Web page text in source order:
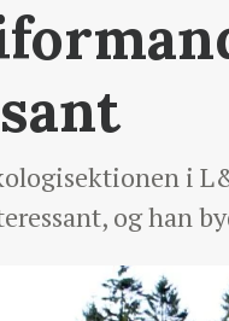
i
og han